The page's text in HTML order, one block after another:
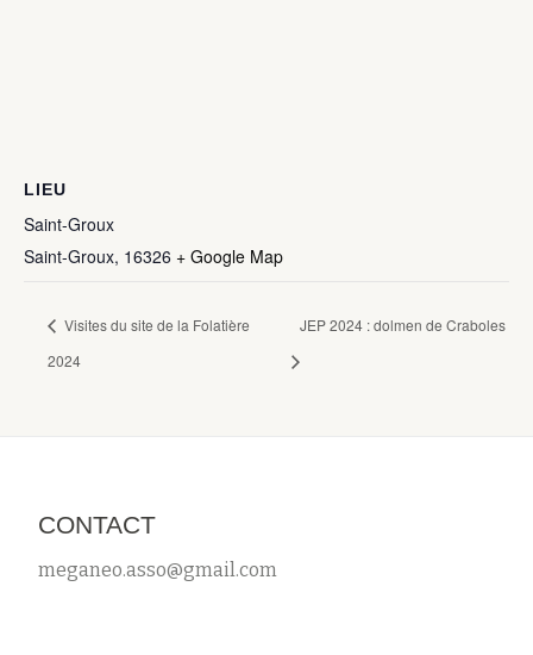
LIEU
Saint-Groux
Saint-Groux, 16326 + Google Map
Visites du site de la Folatière
2024
JEP 2024 : dolmen de Craboles
CONTACT
meganeo.asso@gmail.com